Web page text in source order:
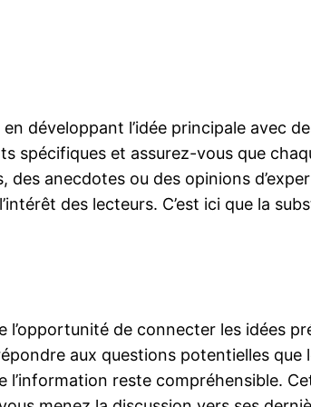
développant l’idée principale avec
et assurez-vous que
anecdotes ou des opinions
des lecteurs. C’est ici que la
de connecter les idées
aux questions potentielles que
reste compréhensible.